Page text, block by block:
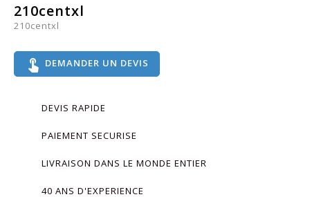
210centxl
210centxl
touch_app DEMANDER UN DEVIS
DEVIS RAPIDE
PAIEMENT SECURISE
LIVRAISON DANS LE MONDE ENTIER
40 ANS D'EXPERIENCE